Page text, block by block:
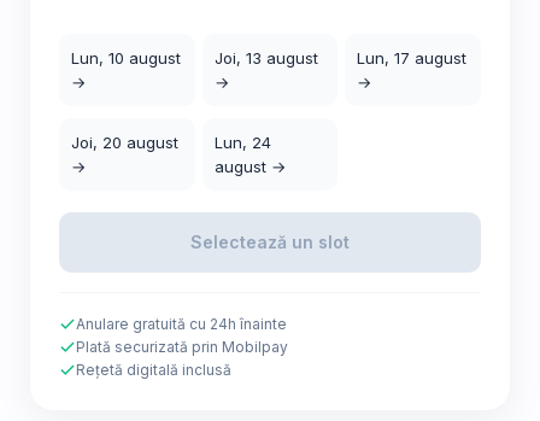
Lun, 10 august
→
Joi, 13 august
→
Lun, 17 august
→
Joi, 20 august
→
Lun, 24
august →
Selectează un slot
Anulare gratuită cu 24h înainte
Plată securizată prin Mobilpay
Rețetă digitală inclusă